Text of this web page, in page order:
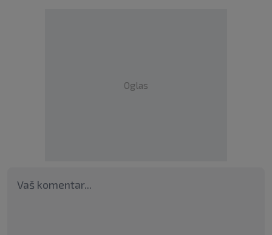
Oglas